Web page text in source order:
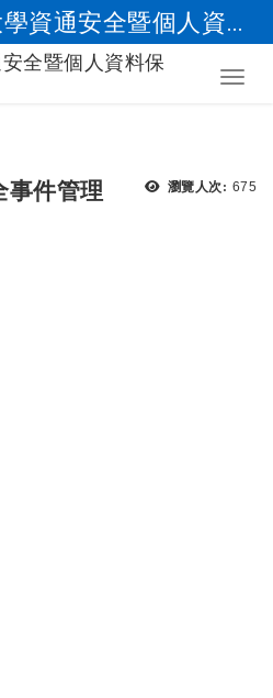
國立虎尾科技大學資通安全暨個人資料保護專區
要內容
全暨個人資料保
瀏覽人次: 瀏覽
675
事件管理